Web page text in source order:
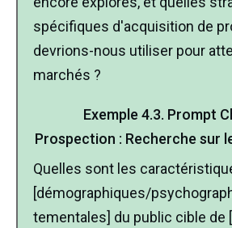
spécifiques d'acquisition de
devrions-nous utiliser pour
marchés ?
Exemple 4.3. Prompt
Prospection : Recherche sur
Quelles sont les
[démographiques/
tementales] du public cible de